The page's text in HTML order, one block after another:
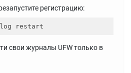
регистрацию:
свои журналы UFW только в